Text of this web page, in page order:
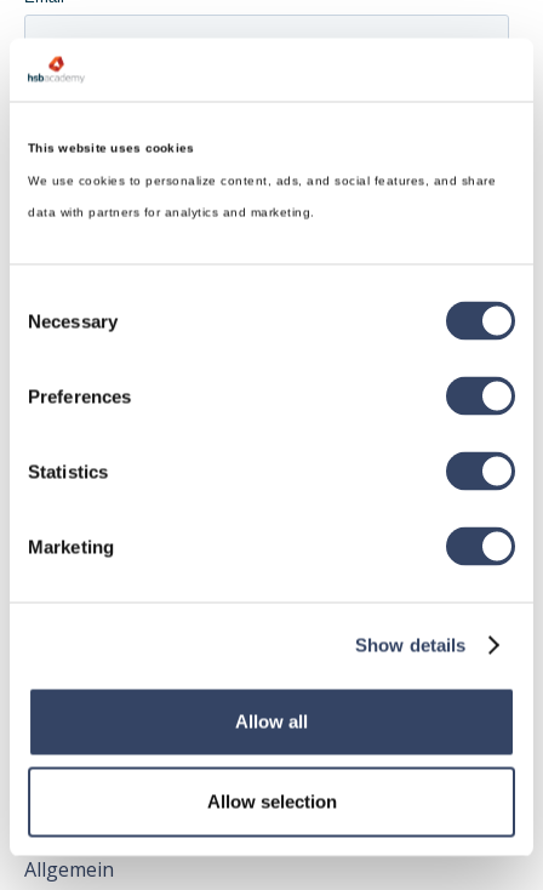
This website uses cookies
We use cookies to personalize content, ads, and social features, and share
data with partners for analytics and marketing.
Selection
Necessary
Preferences
Statistics
Marketing
Show details
Allow all
Allow selection
Alle Kategorien
Allgemein